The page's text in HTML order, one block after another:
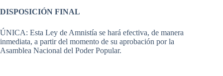
DISPOSICIÓN FINAL
ÚNICA: Esta Ley de Amnistía se hará efectiva, de manera
inmediata, a partir del momento de su aprobación por la
Asamblea Nacional del Poder Popular.